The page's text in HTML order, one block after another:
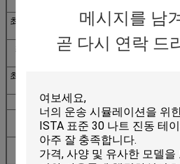
메시지를 남
곧 다시 연락 드
최대. 진지변환
25
최대. 가속도
100
최대. 각측정속
탑재량 (kg)
장갑판 질량
(kg)
3 3
장갑판 직경
(mm)
φ150